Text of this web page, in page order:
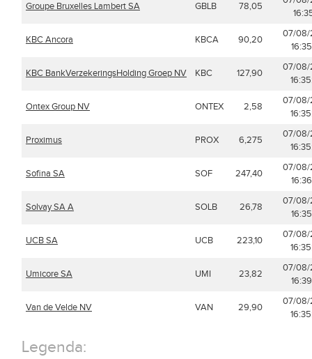
Groupe Bruxelles Lambert SA GBLB 78,05
KBC Ancora KBCA 90,20
07/
KBC BankVerzekeringsHolding Groep NV KBC 127,90
07/
Ontex Group NV ONTEX 2,58
07/
Proximus PROX 6,275
07/
Sofina SA SOF 247,40
07/
Solvay SA A SOLB 26,78
07/
UCB SA UCB 223,10
07/
Umicore SA UMI 23,82
07/
Van de Velde NV VAN 29,90
07/
Legenda: